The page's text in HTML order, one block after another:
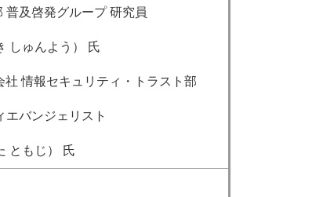
発グループ 研究員
んよう） 氏
社 情報セキュリティ・トラスト部
ンジェリスト
もじ） 氏